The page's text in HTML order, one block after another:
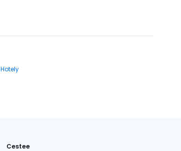
Hotely
Cestee